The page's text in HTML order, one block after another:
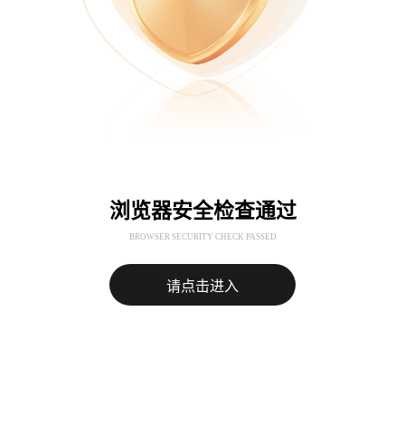
浏览器安全检查通过
BROWSER SECURITY CHECK PASSED
请点击进入